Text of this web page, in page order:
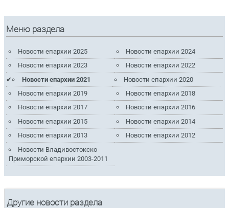
Меню раздела
Новости епархии 2025
Новости епархии 2024
Новости епархии 2023
Новости епархии 2022
Новости епархии 2021
Новости епархии 2020
Новости епархии 2019
Новости епархии 2018
Новости епархии 2017
Новости епархии 2016
Новости епархии 2015
Новости епархии 2014
Новости епархии 2013
Новости епархии 2012
Новости Владивостокско-
Приморской епархии 2003-2011
Другие новости раздела